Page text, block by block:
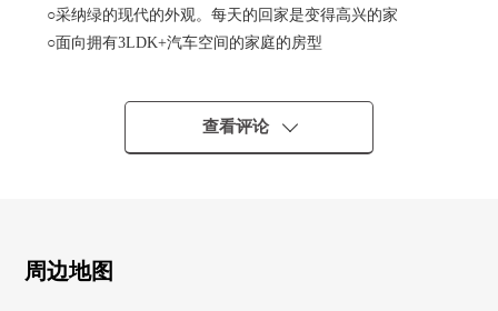
○采纳绿的现代的外观。每天的回家是变得高兴的家
○面向拥有3LDK+汽车空间的家庭的房型
○和气地迎接家族的回家的客厅界内楼梯设计
○在1楼，安置约4.5张塌塌米日式房间。客厅或者书斋能用
方收纳
查看评论
周边地图